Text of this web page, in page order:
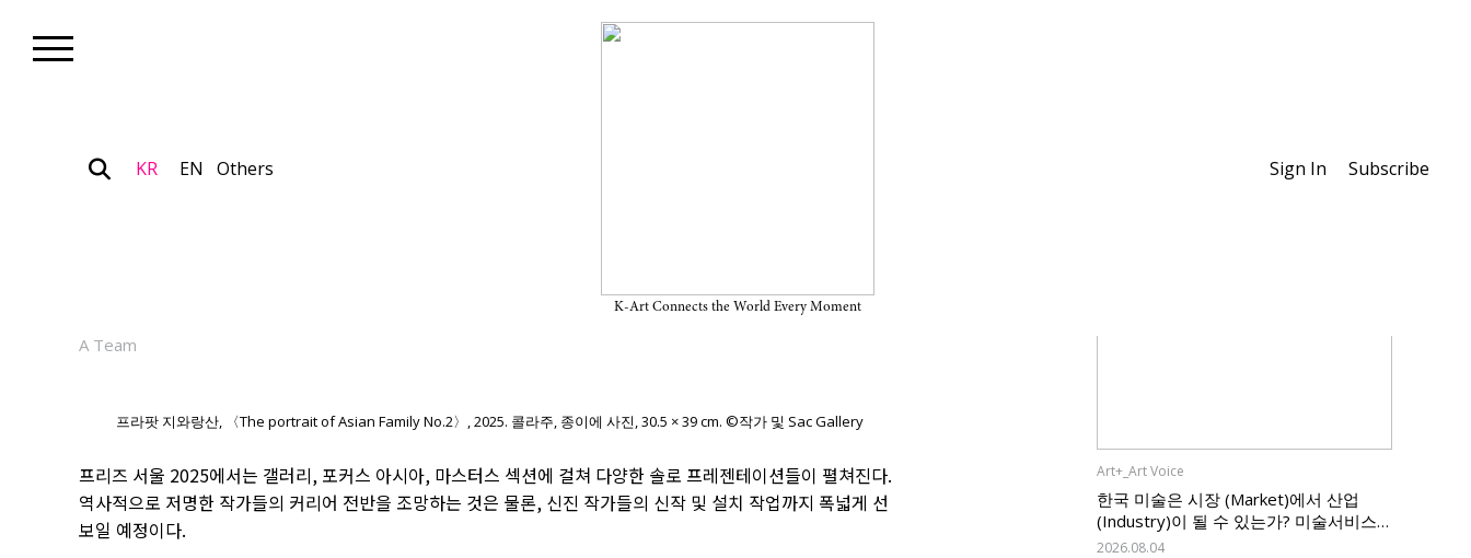
KR EN Others
K-Art Connects the World Every Moment
Sign In Subscribe
A Team
프라팟 지와랑산, 〈The portrait of Asian Family No.2〉, 2025. 콜라주, 종이에 사진, 30.5 × 39 cm. ©작가 및 Sac Gallery
프리즈 서울 2025에서는 갤러리, 포커스 아시아, 마스터스 섹션에 걸쳐 다양한 솔로 프레젠테이션들이 펼쳐진다.
역사적으로 저명한 작가들의 커리어 전반을 조망하는 것은 물론, 신진 작가들의 신작 및 설치 작업까지 폭넓게 선
보일 예정이다.
Art+_Art Voice
한국 미술은 시장 (Market)에서 산업
(Industry)이 될 수 있는가? 미술서비스
업 신고제가 던지는 질문, 그리고 한국 미
2026.08.04